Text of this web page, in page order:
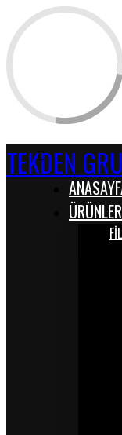
TEKDEN
ÜRÜNLER